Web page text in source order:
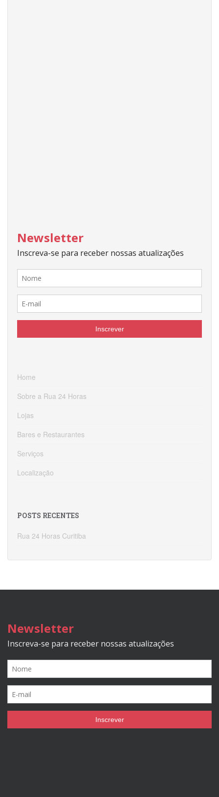
Home
Sobre a Rua 24 Horas
Lojas
Bares e Restaurantes
Serviços
Localização
POSTS RECENTES
Rua 24 Horas Curitiba